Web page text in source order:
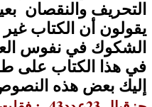
التحريف والنقصان
يقولون أن الكتاب
الشكوك في نفوس
في هذا الكتاب على
إليك بعض هذه